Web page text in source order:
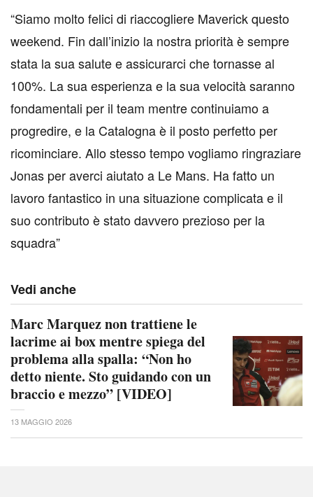
“Siamo molto felici di riaccogliere Maverick questo
weekend. Fin dall’inizio la nostra priorità è sempre
stata la sua salute e assicurarci che tornasse al
100%. La sua esperienza e la sua velocità saranno
fondamentali per il team mentre continuiamo a
progredire, e la Catalogna è il posto perfetto per
ricominciare. Allo stesso tempo vogliamo ringraziare
Jonas per averci aiutato a Le Mans. Ha fatto un
lavoro fantastico in una situazione complicata e il
suo contributo è stato davvero prezioso per la
squadra”
Vedi anche
Marc Marquez non trattiene le
lacrime ai box mentre spiega del
problema alla spalla: “Non ho
detto niente. Sto guidando con un
braccio e mezzo” [VIDEO]
13 MAGGIO 2026